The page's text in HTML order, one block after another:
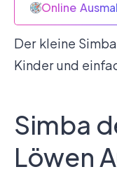
Online
Der kleine
Kinder und
Simba
Löwen